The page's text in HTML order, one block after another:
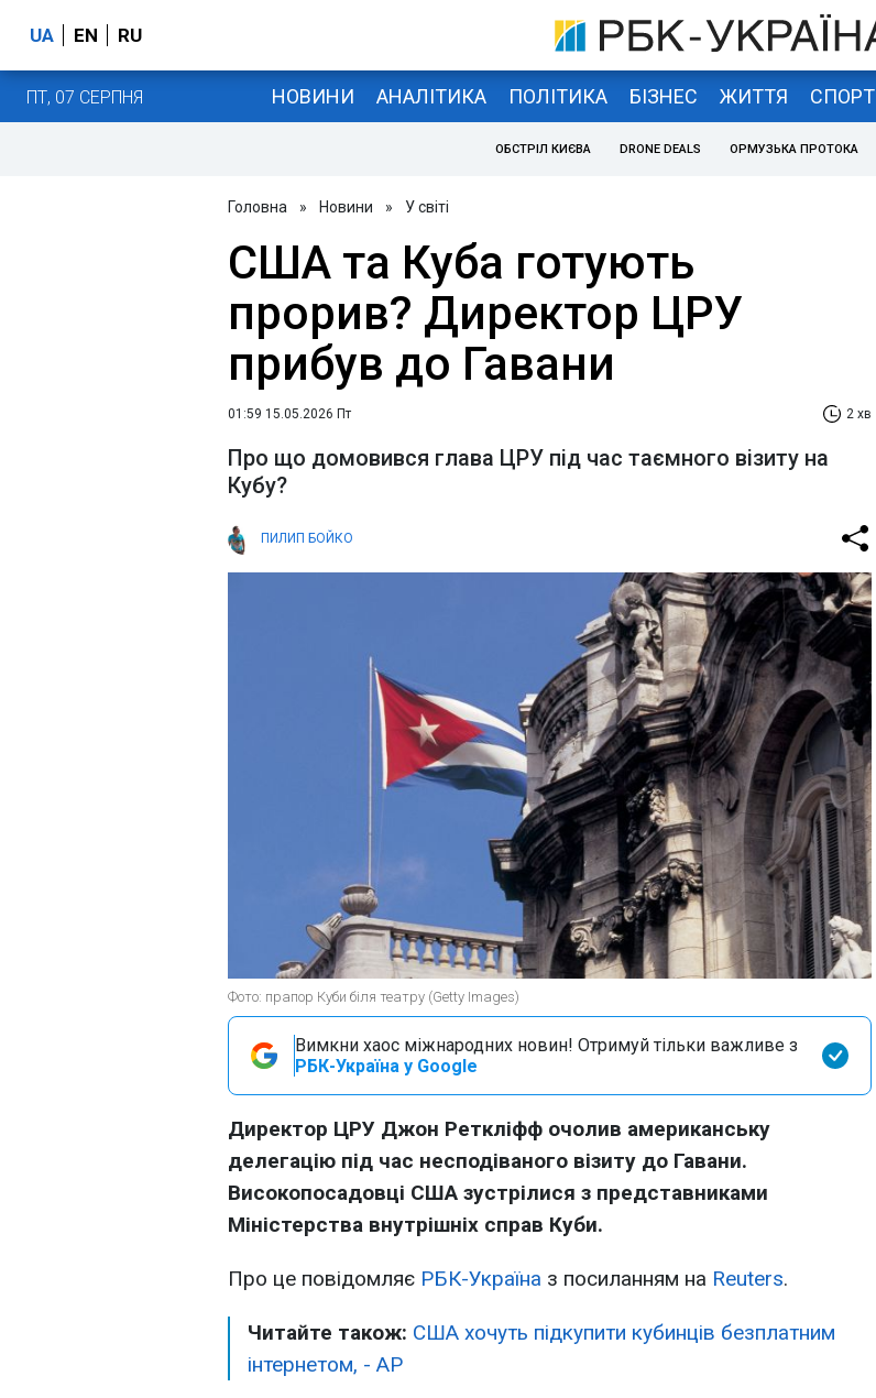
UA EN RU
ПТ, 07 СЕРПНЯ НОВИНИ АНАЛІТИКА ПОЛІТИКА БІЗНЕС ЖИТТЯ СПОРТ
ОБСТРІЛ КИЄВА DRONE DEALS ОРМУЗЬКА ПРОТОКА
Головна » Новини » У світі
США та Куба готують
прорив? Директор ЦРУ
прибув до Гавани
01:59 15.05.2026 Пт 2 хв
Про що домовився глава ЦРУ під час таємного візиту на
Кубу?
ПИЛИП БОЙКО
Фото: прапор Куби біля театру (Getty Images)
Вимкни хаос міжнародних новин! Отримуй тільки важливе з
РБК-Україна у Google
Директор ЦРУ Джон Реткліфф очолив американську
делегацію під час несподіваного візиту до Гавани.
Високопосадовці США зустрілися з представниками
Міністерства внутрішніх справ Куби.
Про це повідомляє РБК-Україна з посиланням на Reuters.
Читайте також: США хочуть підкупити кубинців безплатним
інтернетом, - AP